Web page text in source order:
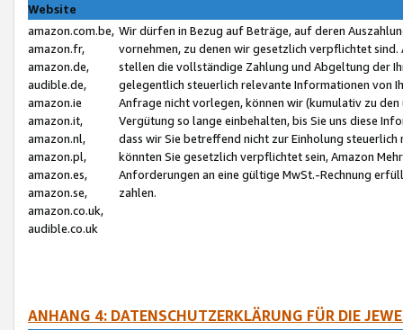
Website
amazon.com.be,
amazon.fr,
amazon.de,
audible.de,
amazon.ie
amazon.it,
amazon.nl,
amazon.pl,
amazon.es,
amazon.se,
amazon.co.uk,
audible.co.uk
Wir dürfen in Bezug auf Beträge, auf deren
vornehmen, zu denen wir gesetzlich verpflichtet
stellen die vollständige Zahlung und Abgeltung der
gelegentlich steuerlich relevante Informationen von
Anfrage nicht vorlegen, können wir (kumulativ zu
Vergütung so lange einbehalten, bis Sie uns diese
dass wir Sie betreffend nicht zur Einholung
könnten Sie gesetzlich verpflichtet sein, Amazon
Anforderungen an eine gültige MwSt.-Rechnung
zahlen.
ANHANG 4: DATENSCHUTZERKLÄRUNG FÜR DIE